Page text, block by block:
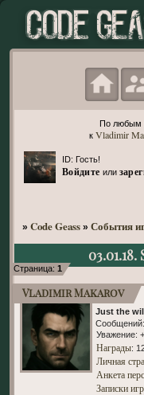
По любым
к Vladimir
ID: Гость!
Войдите или
» Code Geass » События
Страница: 1
Vladimir Makarov
Just the
Сообщений:
Уважение:
Награды:
Личная
Анкета
Записки